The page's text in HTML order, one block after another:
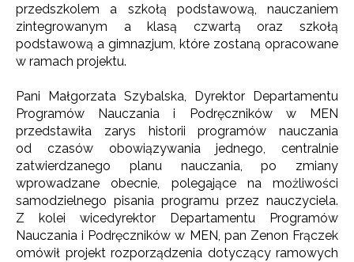
przedszkolem a szkołą podstawową, nauczaniem
zintegrowanym a klasą czwartą oraz szkołą
podstawową a gimnazjum, które zostaną opracowane
w ramach projektu.
Pani Małgorzata Szybalska, Dyrektor Departamentu
Programów Nauczania i Podręczników w MEN
przedstawiła zarys historii programów nauczania
od czasów obowiązywania jednego, centralnie
zatwierdzanego planu nauczania, po zmiany
wprowadzane obecnie, polegające na możliwości
samodzielnego pisania programu przez nauczyciela.
Z kolei wicedyrektor Departamentu Programów
Nauczania i Podręczników w MEN, pan Zenon Frączek
omówił projekt rozporządzenia dotyczący ramowych